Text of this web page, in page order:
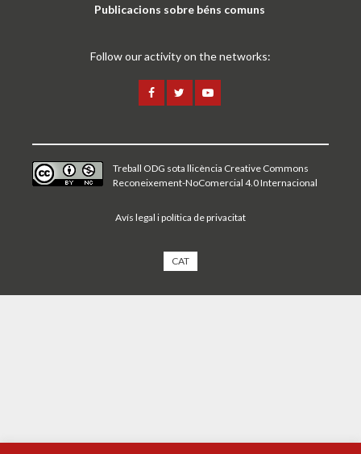
Publicacions sobre béns comuns
Follow our activity on the networks:
Treball ODG sota llicència Creative Commons
Reconeixement-NoComercial 4.0 Internacional
Avís legal i política de privacitat
CAT